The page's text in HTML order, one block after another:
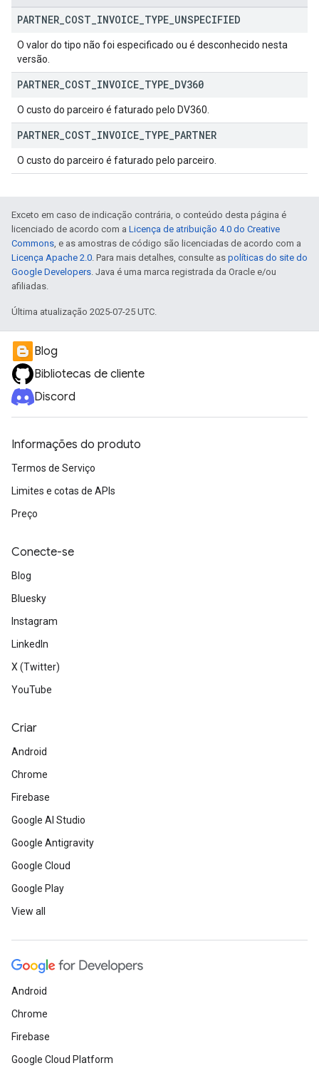
PARTNER COST INVOICE TYPE UNSPECIFIED
O valor do tipo não foi especificado ou é desconhecido nesta
versão.
PARTNER COST INVOICE TYPE DV360
O custo do parceiro é faturado pelo DV360.
PARTNER COST INVOICE TYPE PARTNER
O custo do parceiro é faturado pelo parceiro.
Exceto em caso de indicação contrária, o conteúdo desta página é
licenciado de acordo com a Licença de atribuição 4.0 do Creative
Commons, e as amostras de código são licenciadas de acordo com a
Licença Apache 2.0. Para mais detalhes, consulte as políticas do site do
Google Developers. Java é uma marca registrada da Oracle e/ou
afiliadas.
Última atualização 2025-07-25 UTC.
Blog
Bibliotecas de cliente
Discord
Informações do produto
Termos de Serviço
Limites e cotas de APIs
Preço
Conecte-se
Blog
Bluesky
Instagram
LinkedIn
X (Twitter)
YouTube
Criar
Android
Chrome
Firebase
Google AI Studio
Google Antigravity
Google Cloud
Google Play
View all
Android
Chrome
Firebase
Google Cloud Platform